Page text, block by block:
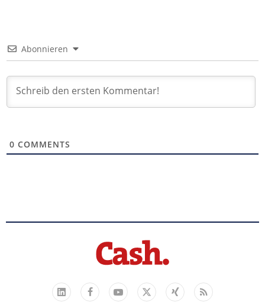
Abonnieren
0 COMMENTS
LinkedIn
FacebookYouTube
X
Xing Feed